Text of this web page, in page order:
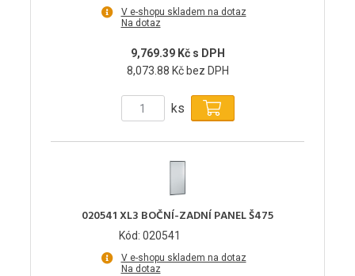
V e-shopu skladem na dotaz
Na dotaz
9,769.39 Kč s DPH
8,073.88 Kč bez DPH
ks
020541 XL3 BOČNÍ-ZADNÍ PANEL Š475
Kód: 020541
V e-shopu skladem na dotaz
Na dotaz